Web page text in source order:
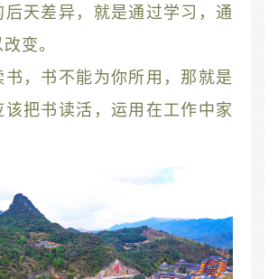
后天差异，就是通过学习，通
变。
，书不能为你所用，那就是
该把书读活，运用在工作中家